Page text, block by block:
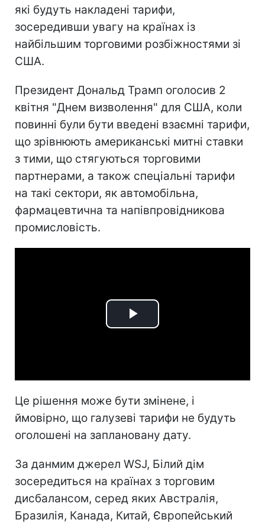
які будуть накладені тарифи,
зосередивши увагу на країнах із
найбільшим торговими розбіжностями зі
США.
Президент Дональд Трамп оголосив 2
квітня "Днем визволення" для США, коли
повинні були бути введені взаємні тарифи,
що зрівнюють американські митні ставки
з тими, що стягуються торговими
партнерами, а також спеціальні тарифи
на такі сектори, як автомобільна,
фармацевтична та напівпровідникова
промисловість.
Play
Це рішення може бути змінене, і
ймовірно, що галузеві тарифи не будуть
оголошені на заплановану дату.
За данмим джерел WSJ, Білий дім
зосередиться на країнах з торговим
дисбалансом, серед яких Австралія,
Бразилія, Канада, Китай, Європейський